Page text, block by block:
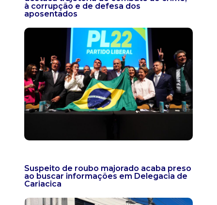
à corrupção e de defesa dos
aposentados
Suspeito de roubo majorado acaba preso
ao buscar informações em Delegacia de
Cariacica